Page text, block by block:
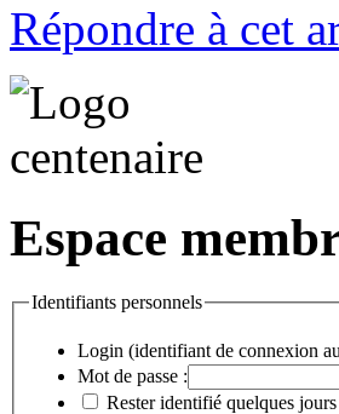
Répondre à cet
Espace
Identifiants personnels
Login (identifiant de connexion
Mot de passe :
Rester identifié quelques jours